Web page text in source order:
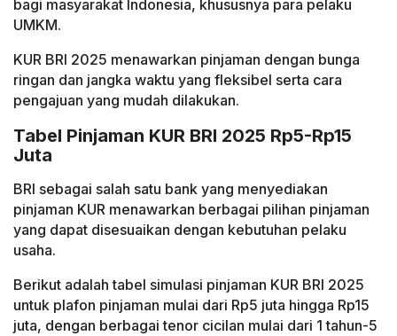
bagi masyarakat Indonesia, khususnya para pelaku
UMKM.
KUR BRI 2025 menawarkan pinjaman dengan bunga
ringan dan jangka waktu yang fleksibel serta cara
pengajuan yang mudah dilakukan.
Tabel Pinjaman KUR BRI 2025 Rp5-Rp15
Juta
BRI sebagai salah satu bank yang menyediakan
pinjaman KUR menawarkan berbagai pilihan pinjaman
yang dapat disesuaikan dengan kebutuhan pelaku
usaha.
Berikut adalah tabel simulasi pinjaman KUR BRI 2025
untuk plafon pinjaman mulai dari Rp5 juta hingga Rp15
juta, dengan berbagai tenor cicilan mulai dari 1 tahun-5